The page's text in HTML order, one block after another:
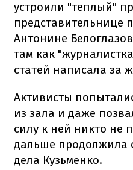
устроили "теплый"
представительнице
Антонине
там как
статей написала за
Активисты
из зала и даже
силу к ней никто не
дальше продолжила
дела Кузьменко.